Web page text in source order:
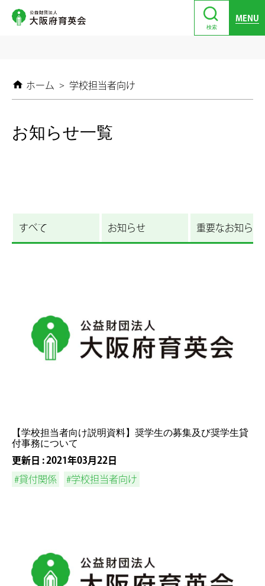
検索
MENU
ホーム > 学校担当者向け
お知らせ一覧
すべて お知らせ 重要なお知らせ
【学校担当者向け説明資料】奨学生の募集及び奨学生貸
付事務について
更新日 : 2021年03月22日
#貸付関係
#学校担当者向け